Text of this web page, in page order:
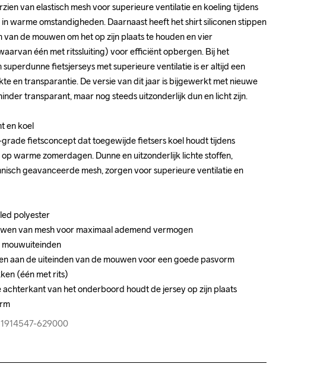
van elastisch mesh voor superieure ventilatie en koeling tijdens
warme omstandigheden. Daarnaast heeft het shirt siliconen stippen
van de mouwen om het op zijn plaats te houden en vier
één met ritssluiting) voor efficiënt opbergen. Bij het
fietsjerseys met superieure ventilatie is er altijd een
en transparantie. De versie van dit jaar is bijgewerkt met nieuwe
transparant, maar nog steeds uitzonderlijk dun en licht zijn.
en koel
grade fietsconcept dat toegewijde fietsers koel houdt tijdens
warme zomerdagen. Dunne en uitzonderlijk lichte stoffen,
geavanceerde mesh, zorgen voor superieure ventilatie en
polyester
van mesh voor maximaal ademend vermogen
aan de uiteinden van de mouwen voor een goede pasvorm
(één met rits)
achterkant van het onderboord houdt de jersey op zijn plaats
629000
van elastisch mesh voor superieure ventilatie en koeling tijdens
warme omstandigheden. Daarnaast heeft het shirt siliconen stippen
van de mouwen om het op zijn plaats te houden en vier
één met ritssluiting) voor efficiënt opbergen. Bij het
fietsjerseys met superieure ventilatie is er altijd een
en transparantie. De versie van dit jaar is bijgewerkt met nieuwe
transparant, maar nog steeds uitzonderlijk dun en licht zijn.
en koel
grade fietsconcept dat toegewijde fietsers koel houdt tijdens
warme zomerdagen. Dunne en uitzonderlijk lichte stoffen,
geavanceerde mesh, zorgen voor superieure ventilatie en
polyester
van mesh voor maximaal ademend vermogen
aan de uiteinden van de mouwen voor een goede pasvorm
(één met rits)
achterkant van het onderboord houdt de jersey op zijn plaats
629000